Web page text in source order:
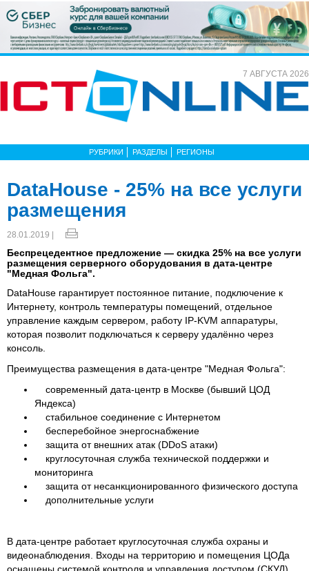
7 АВГУСТА 2026
РУБРИКИ РАЗДЕЛЫ РЕГИОНЫ
DataHouse - 25% на все услуги
размещения
28.01.2019 |
Беспрецедентное предложение — скидка 25% на все услуги
размещения серверного оборудования в дата-центре
"Медная Фольга".
DataHouse гарантирует постоянное питание, подключение к
Интернету, контроль температуры помещений, отдельное
управление каждым сервером, работу IP-KVM аппаратуры,
которая позволит подключаться к серверу удалённо через
консоль.
Преимущества размещения в дата-центре "Медная Фольга":
современный дата-центр в Москве (бывший ЦОД
Яндекса)
стабильное соединение с Интернетом
бесперебойное энергоснабжение
защита от внешних атак (DDoS атаки)
круглосуточная служба технической поддержки и
мониторинга
защита от несанкционированного физического доступа
дополнительные услуги
В дата-центре работает круглосуточная служба охраны и
видеонаблюдения. Входы на территорию и помещения ЦОДа
оснащены системой контроля и управления доступом (СКУД).